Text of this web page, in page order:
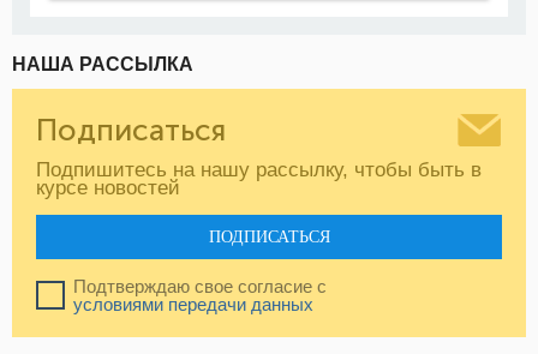
НАША РАССЫЛКА
Подписаться
Подпишитесь на нашу рассылку, чтобы быть в
курсе новостей
ПОДПИСАТЬСЯ
Подтверждаю свое согласие с
условиями передачи данных